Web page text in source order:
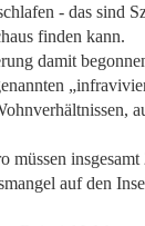
- das sind
finden kann.
damit
müssen
auf den